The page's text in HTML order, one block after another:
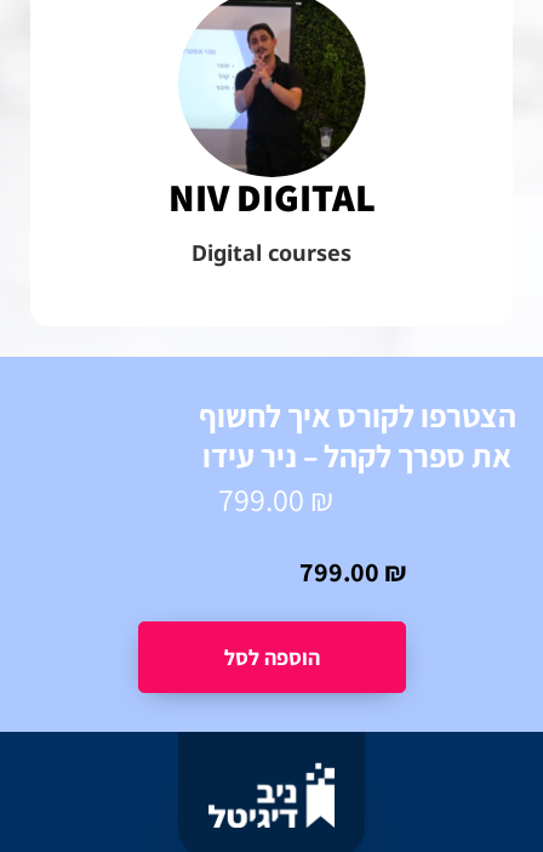
NIV DIGITAL
Digital courses
הצטרפו לקורס איך לחשוף
את ספרך לקהל – ניר עידו
799.00 ₪
799.00 ₪